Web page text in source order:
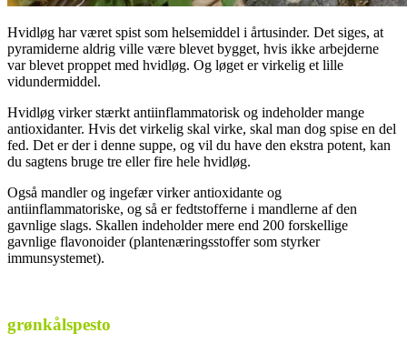
Hvidløg har været spist som helsemiddel i årtusinder. Det siges, at
pyramiderne aldrig ville være blevet bygget, hvis ikke arbejderne
var blevet proppet med hvidløg. Og løget er virkelig et lille
vidundermiddel.
Hvidløg virker stærkt antiinflammatorisk og indeholder mange
antioxidanter. Hvis det virkelig skal virke, skal man dog spise en del
fed. Det er der i denne suppe, og vil du have den ekstra potent, kan
du sagtens bruge tre eller fire hele hvidløg.
Også mandler og ingefær virker antioxidante og
antiinflammatoriske, og så er fedtstofferne i mandlerne af den
gavnlige slags. Skallen indeholder mere end 200 forskellige
gavnlige flavonoider (plantenæringsstoffer som styrker
immunsystemet).
grønkålspesto